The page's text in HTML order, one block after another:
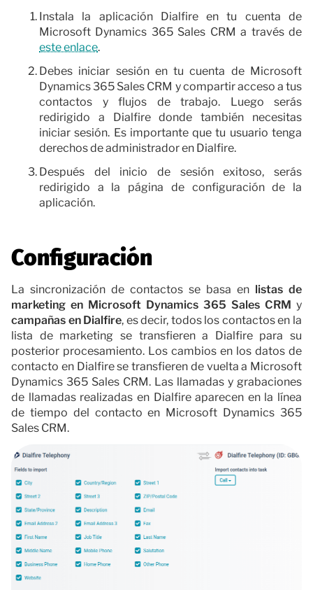
Instala la aplicación Dialfire en tu cuenta de
Microsoft Dynamics 365 Sales CRM a través de
este enlace.
Debes iniciar sesión en tu cuenta de Microsoft
Dynamics 365 Sales CRM y compartir acceso a tus
contactos y flujos de trabajo. Luego serás
redirigido a Dialfire donde también necesitas
iniciar sesión. Es importante que tu usuario tenga
derechos de administrador en Dialfire.
Después del inicio de sesión exitoso, serás
redirigido a la página de configuración de la
aplicación.
Configuración
La sincronización de contactos se basa en listas de
marketing en Microsoft Dynamics 365 Sales CRM y
campañas en Dialfire, es decir, todos los contactos en la
lista de marketing se transfieren a Dialfire para su
posterior procesamiento. Los cambios en los datos de
contacto en Dialfire se transfieren de vuelta a Microsoft
Dynamics 365 Sales CRM. Las llamadas y grabaciones
de llamadas realizadas en Dialfire aparecen en la línea
de tiempo del contacto en Microsoft Dynamics 365
Sales CRM.